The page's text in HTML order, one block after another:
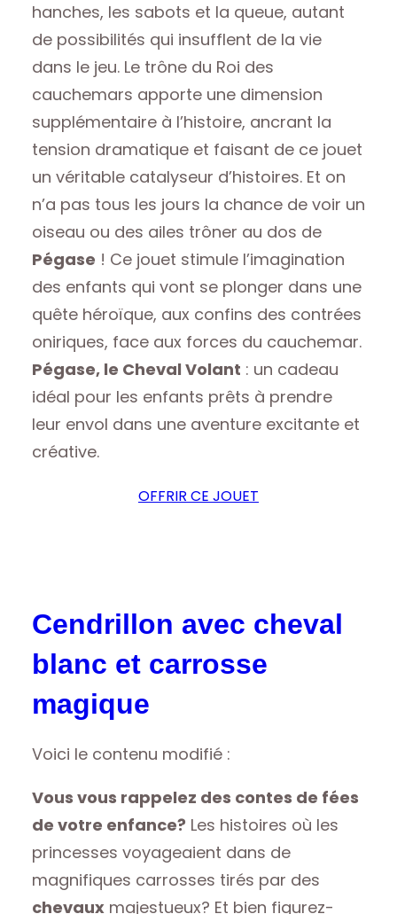
hanches, les sabots et la queue, autant
de possibilités qui insufflent de la vie
dans le jeu. Le trône du Roi des
cauchemars apporte une dimension
supplémentaire à l’histoire, ancrant la
tension dramatique et faisant de ce jouet
un véritable catalyseur d’histoires. Et on
n’a pas tous les jours la chance de voir un
oiseau ou des ailes trôner au dos de
Pégase ! Ce jouet stimule l’imagination
des enfants qui vont se plonger dans une
quête héroïque, aux confins des contrées
oniriques, face aux forces du cauchemar.
Pégase, le Cheval Volant : un cadeau
idéal pour les enfants prêts à prendre
leur envol dans une aventure excitante et
créative.
OFFRIR CE JOUET
Cendrillon avec cheval
blanc et carrosse
magique
Voici le contenu modifié :
Vous vous rappelez des contes de fées
de votre enfance? Les histoires où les
princesses voyageaient dans de
magnifiques carrosses tirés par des
chevaux majestueux? Et bien figurez-